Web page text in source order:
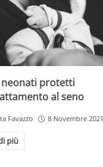
neonati protetti
al seno
Favazzo 8 Novembre 2021
più